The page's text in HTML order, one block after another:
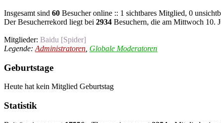
Insgesamt sind 60 Besucher online :: 1 sichtbares Mitglied, 0
Der Besucherrekord liegt bei 2934 Besuchern, die am Mittwoch 10.
Mitglieder: Baidu [Spider]
Legende: Administratoren Globale Moderatoren
Geburtstage
Heute hat kein Mitglied Geburtstag
Statistik